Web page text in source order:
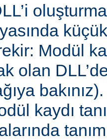
Modül
olan
kaydı